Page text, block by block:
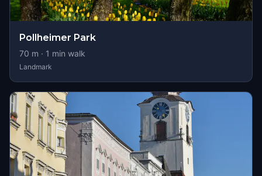
Pollheimer Park
70 m · 1 min walk
Landmark